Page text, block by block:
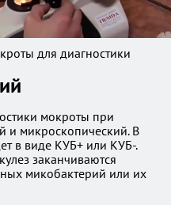
для диагностики
мокроты при
и микроскопический. В
в виде КУБ+ или КУБ-.
заканчиваются
микобактерий или их